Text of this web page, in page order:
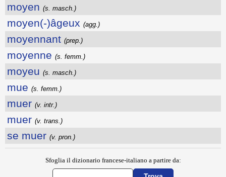
moyen (s. masch.)
moyen(-)âgeux (agg.)
moyennant (prep.)
moyenne (s. femm.)
moyeu (s. masch.)
mue (s. femm.)
muer (v. intr.)
muer (v. trans.)
se muer (v. pron.)
Sfoglia il dizionario francese-italiano a partire da: